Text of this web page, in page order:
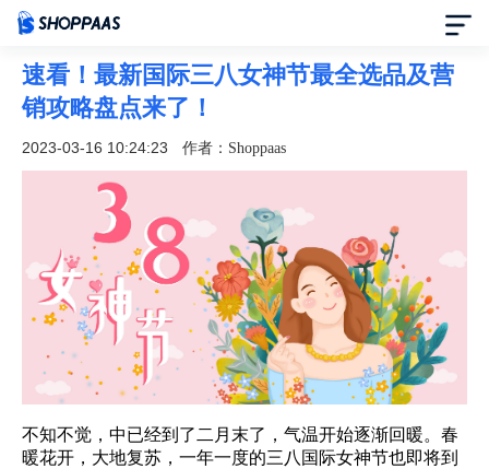
首页
定价
资讯中心
合作伙伴
帮助中心
了解我们
速看！最新国际三八女神节最全选品及营
销攻略盘点来了！
2023-03-16 10:24:23 作者：Shoppaas
不知不觉，中已经到了二月末了，气温开始逐渐回暖。春
暖花开，大地复苏，一年一度的三八国际女神节也即将到